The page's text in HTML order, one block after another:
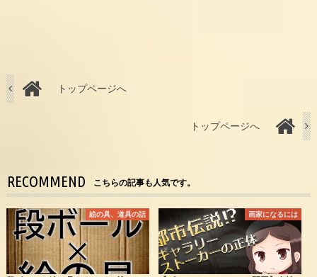
トップページへ
トップページへ
RECOMMEND こちらの記事も人気です。
絵の具、道具の話 画家になるには